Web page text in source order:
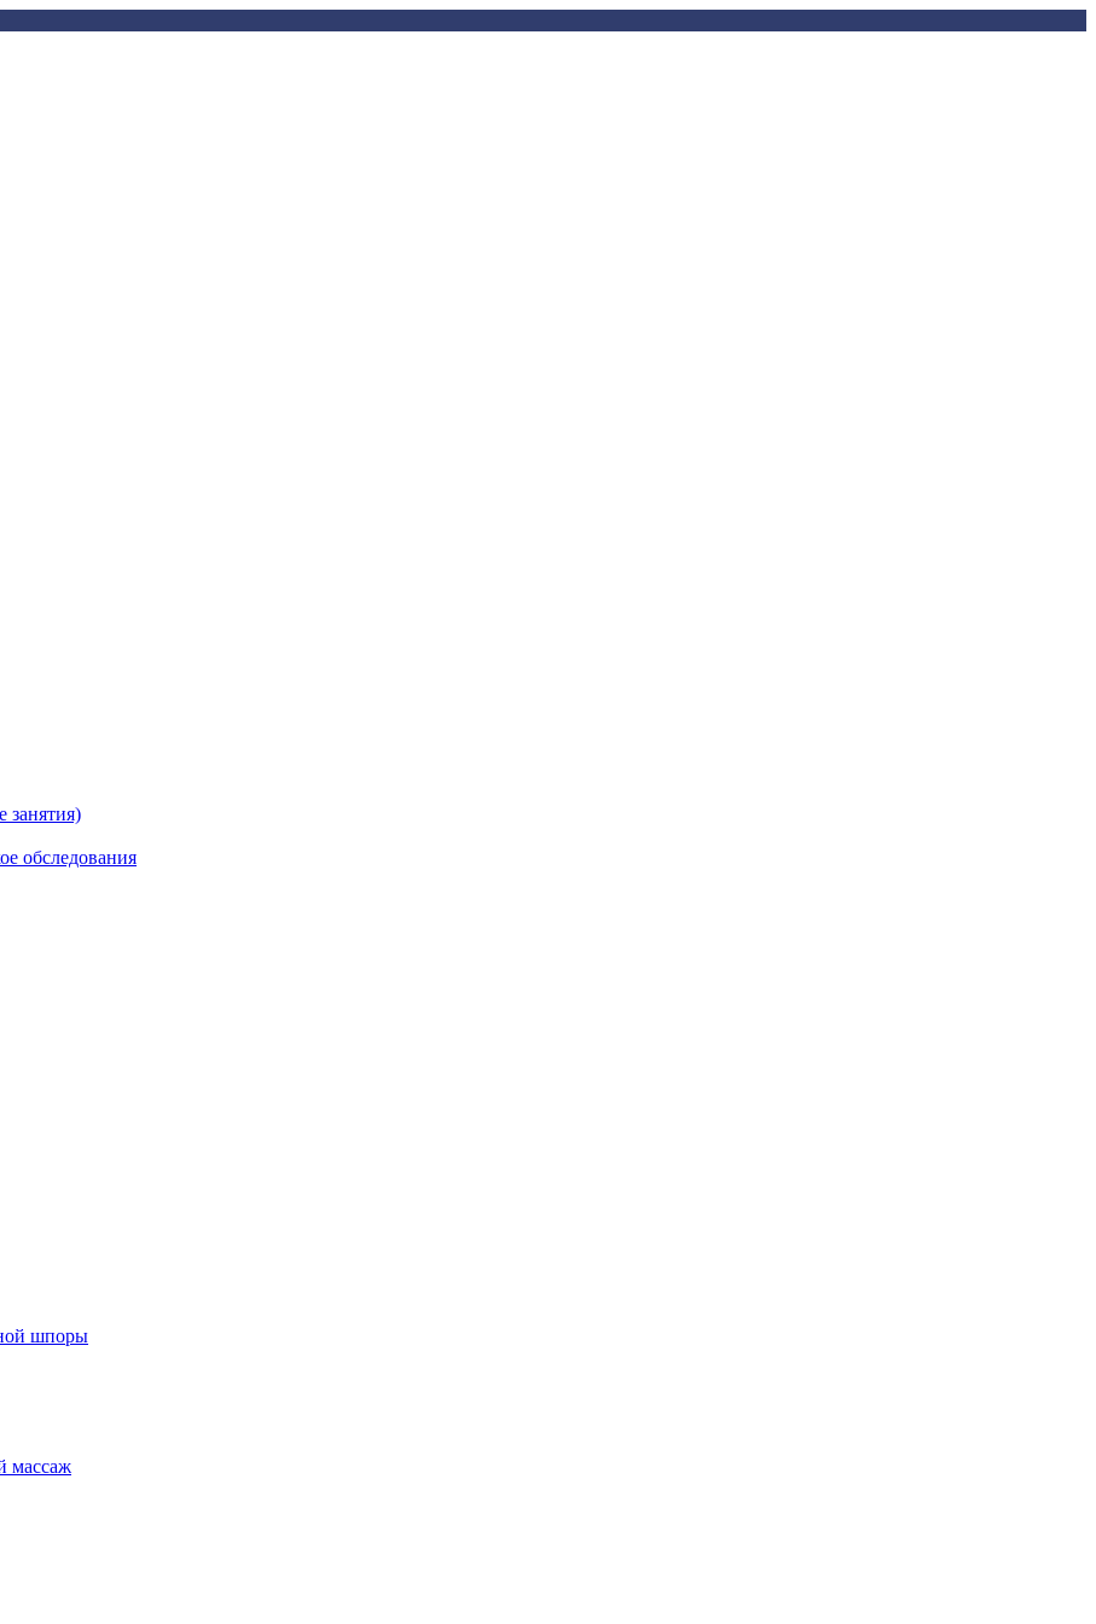
занятия)
обследования
шпоры
массаж